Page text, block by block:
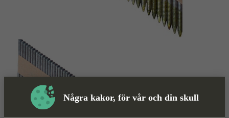
Några kakor, för vår och din skull